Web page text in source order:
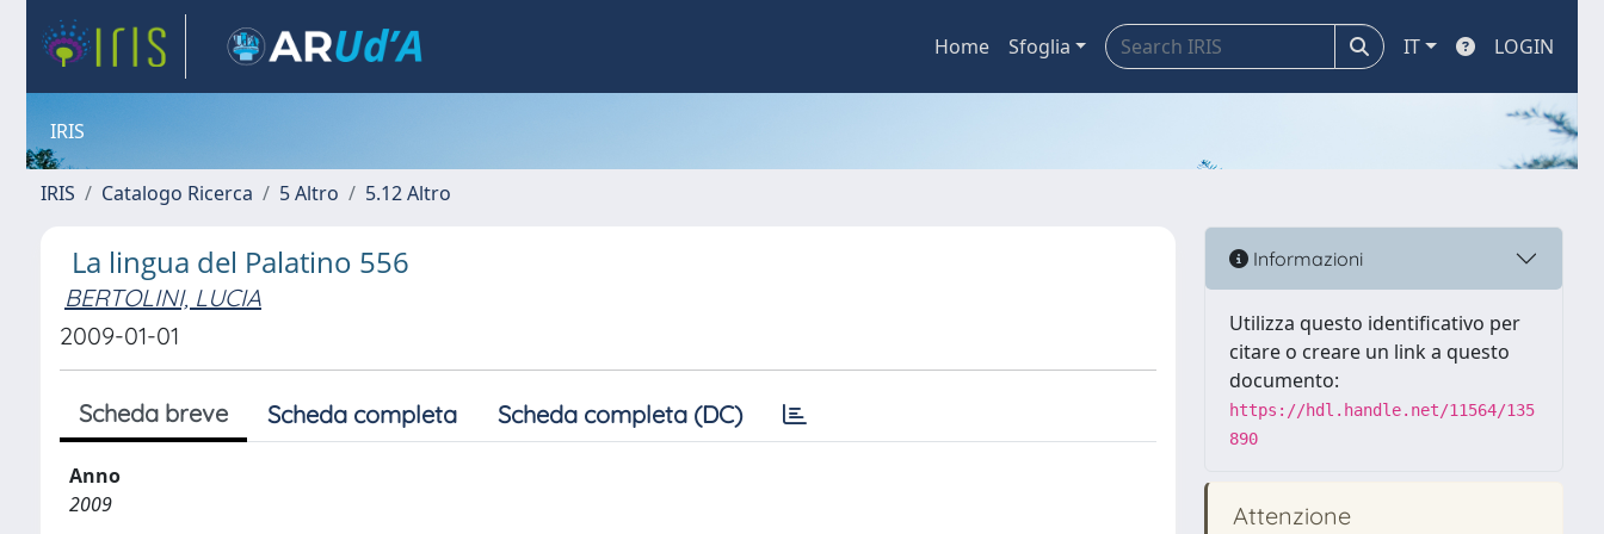
Home Sfoglia IT LOGIN
IRIS
IRIS Catalogo Ricerca 5 Altro 5.12 Altro
La lingua del Palatino 556
BERTOLINI, LUCIA
2009-01-01
Scheda breve Scheda completa Scheda completa (DC)
Anno
2009
Informazioni
Utilizza questo identificativo per
citare o creare un link a questo
documento:
https://hdl.handle.net/11564/135
890
Attenzione